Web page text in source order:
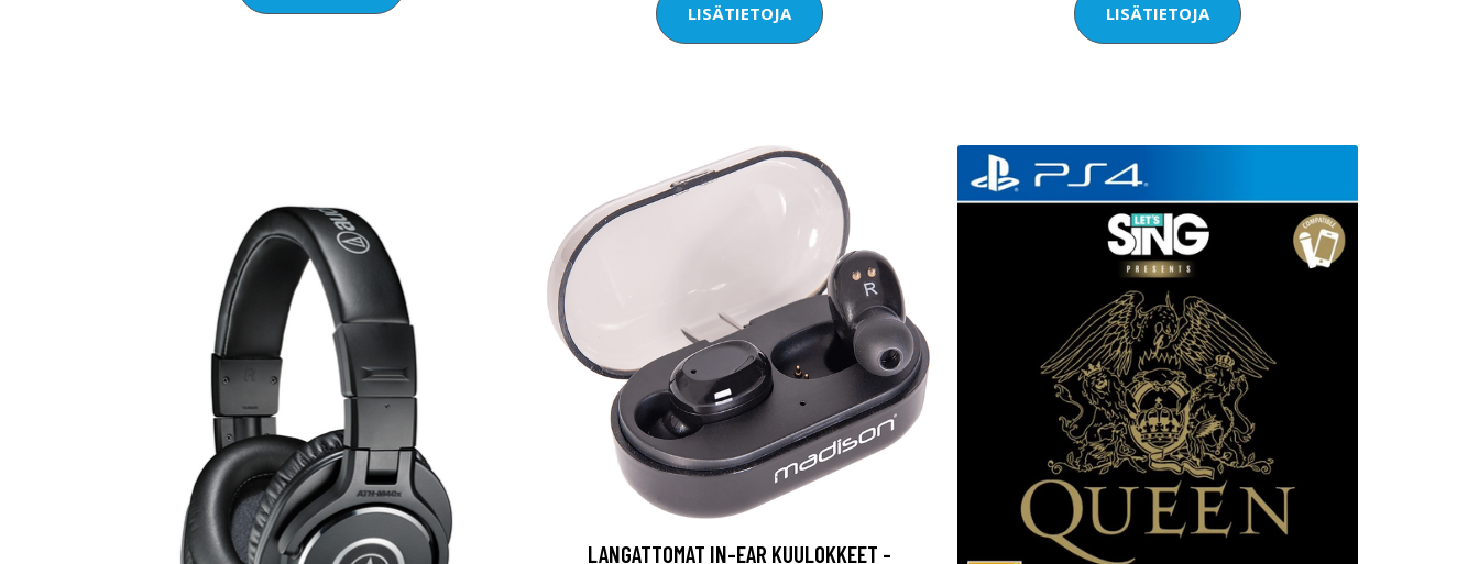
LISÄTIETOJA LISÄTIETOJA
LANGATTOMAT IN-EAR KUULOKKEET -